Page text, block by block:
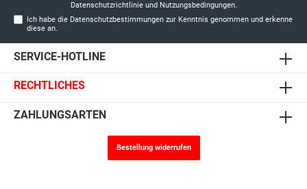
Datenschutzrichtlinieund Nutzungsbedingungen.
Ich habe die Datenschutzbestimmungen zur Kenntnis genommen und erkenne
diese an.
SERVICE-HOTLINE
RECHTLICHES
ZAHLUNGSARTEN
Bestellung widerrufen